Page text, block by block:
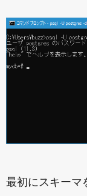
最初にスキーマ